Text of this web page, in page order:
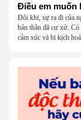
Điều em muốn
Đôi khi, sự ra đi của
bản thân đã cư xử.
cảm xúc và bi kịch